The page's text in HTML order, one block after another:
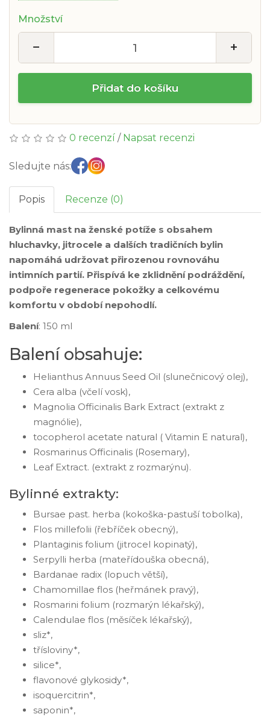
Množství
− +
Přidat do košíku
0 recenzí / Napsat recenzi
Sledujte nás:
Popis Recenze (0)
Bylinná mast na ženské potíže s obsahem
hluchavky, jitrocele a dalších tradičních bylin
napomáhá udržovat přirozenou rovnováhu
intimních partií. Přispívá ke zklidnění podráždění,
podpoře regenerace pokožky a celkovému
komfortu v období nepohodlí.
Balení: 150 ml
Balení obsahuje:
Helianthus Annuus Seed Oil (slunečnicový olej),
Cera alba (včelí vosk),
Magnolia Officinalis Bark Extract (extrakt z
magnólie),
tocopherol acetate natural ( Vitamin E natural),
Rosmarinus Officinalis (Rosemary),
Leaf Extract. (extrakt z rozmarýnu).
Bylinné extrakty:
Bursae past. herba (kokoška-pastuší tobolka),
Flos millefolii (řebříček obecný),
Plantaginis folium (jitrocel kopinatý),
Serpylli herba (mateřídouška obecná),
Bardanae radix (lopuch větší),
Chamomillae flos (heřmánek pravý),
Rosmarini folium (rozmarýn lékařský),
Calendulae flos (měsíček lékařský),
sliz*,
třísloviny*,
silice*,
flavonové glykosidy*,
isoquercitrin*,
saponin*,